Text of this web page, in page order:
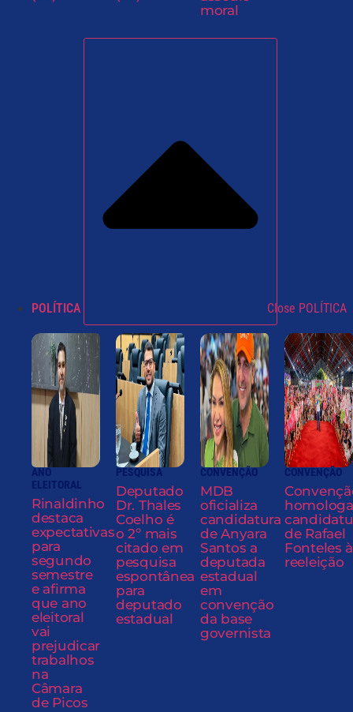
moral
POLÍTICA Close POLÍTICA
ANO
ELEITORAL
Rinaldinho
destaca
expectativas
para
segundo
semestre
e afirma
que ano
eleitoral
vai
prejudicar
trabalhos
na
Câmara
de Picos
PESQUISA
Deputado
Dr. Thales
Coelho é
o 2º mais
citado em
pesquisa
espontânea
para
deputado
estadual
CONVENÇÃO
MDB
oficializa
candidatura
de Anyara
Santos a
deputada
estadual
em
convenção
da base
governista
CONVENÇÃO
homologa
de Rafael
Fonteles à
reeleição